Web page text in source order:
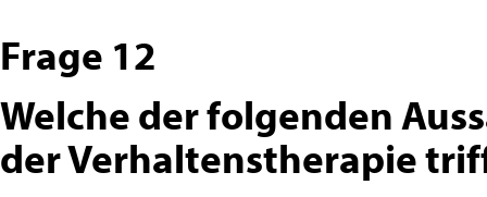
Frage 12
Welche der folgenden
der Verhaltenstherapie